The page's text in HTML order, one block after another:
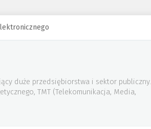
duże przedsiębiorstwa i sektor publiczny.
TMT (Telekomunikacja, Media,